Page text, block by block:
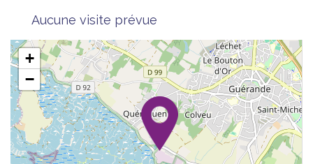
Aucune visite prévue
+
−